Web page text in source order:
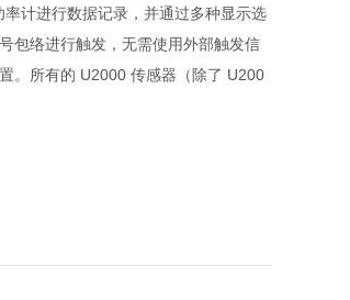
计进行数据记录，并通过多种显示选
包络进行触发，无需使用外部触发信
。所有的 U2000 传感器（除了 U200